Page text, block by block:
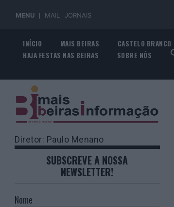
MENU MAIL JORNAIS
content
INÍCIO MAIS BEIRAS CASTELO BRANCO
HAJA FESTAS NAS BEIRAS
SOBRE NÓS
Diretor: Paulo Menano
SUBSCREVE A NOSSA
NEWSLETTER!
Nome